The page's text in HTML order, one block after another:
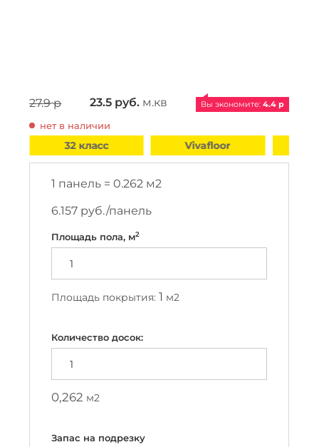
27.9 р 23.5 руб. м.кв Вы экономите: 4.4 р
нет в наличии
32 класс Vivafloor
1 панель =0.262 м2
6.157 руб./панель
Площадь пола, м2
Площадь покрытия:1 м2
Количество досок:
0,262 м2
Запас на подрезку